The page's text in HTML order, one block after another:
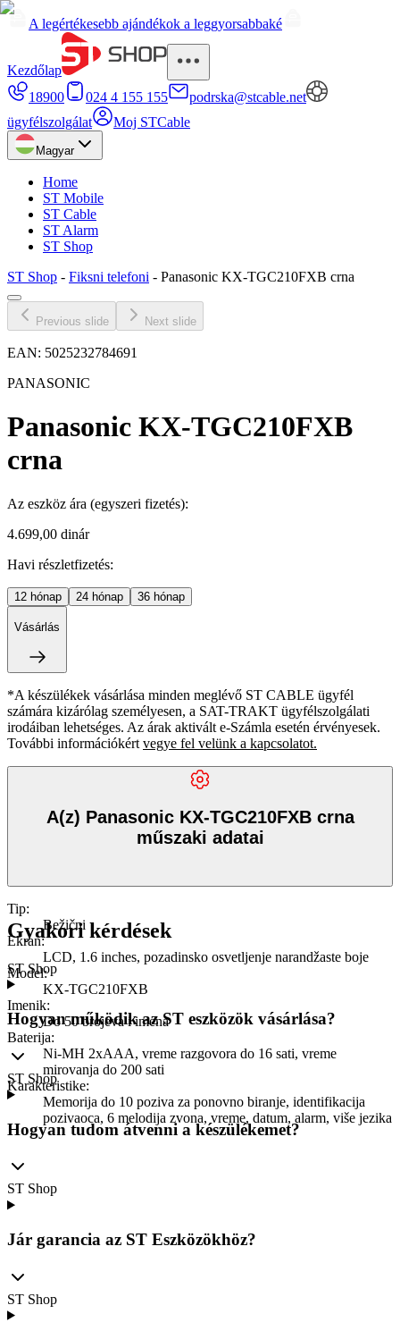
A legértékesebb ajándékok a leggyorsabbaké
Kezdőlap
18900
024 4 155 155
podrska@stcable.net
ügyfélszolgálat
Moj STCable
Magyar
Home
ST Mobile
ST Cable
ST Alarm
ST Shop
ST Shop - Fiksni telefoni - Panasonic KX-TGC210FXB crna
Previous slide Next slide
EAN: 5025232784691
PANASONIC
Panasonic KX-TGC210FXB
crna
Az eszköz ára (egyszeri fizetés):
4.699,00 dinár
Havi részletfizetés:
12 hónap 24 hónap 36 hónap
Vásárlás
*A készülékek vásárlása minden meglévő ST CABLE ügyfél
számára kizárólag személyesen, a SAT-TRAKT ügyfélszolgálati
irodáiban lehetséges. Az árak aktivált e-Számla esetén érvényesek.
További információkért vegye fel velünk a kapcsolatot.
A(z) Panasonic KX-TGC210FXB crna
műszaki adatai
Tip:
Bežični
Ekran:
LCD, 1.6 inches, pozadinsko osvetljenje narandžaste boje
Model:
KX-TGC210FXB
Imenik:
Do 50 brojeva i imena
Baterija:
Ni-MH 2xAAA, vreme razgovora do 16 sati, vreme
mirovanja do 200 sati
Karakteristike:
Memorija do 10 poziva za ponovno biranje, identifikacija
pozivaoca, 6 melodija zvona, vreme, datum, alarm, više jezika
Gyakori kérdések
ST Shop
Hogyan működik az ST eszközök vásárlása?
ST Shop
Hogyan tudom átvenni a készülékemet?
ST Shop
Jár garancia az ST Eszközökhöz?
ST Shop